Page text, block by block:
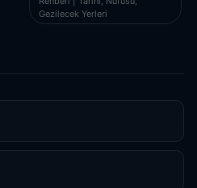
Gezilecek Yerleri